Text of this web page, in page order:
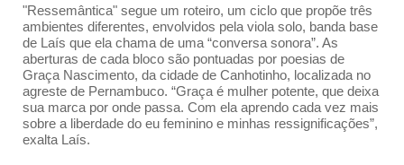
"Ressemântica" segue um roteiro, um ciclo que propõe três
ambientes diferentes, envolvidos pela viola solo, banda base
de Laís que ela chama de uma “conversa sonora”. As
aberturas de cada bloco são pontuadas por poesias de
Graça Nascimento, da cidade de Canhotinho, localizada no
agreste de Pernambuco. “Graça é mulher potente, que deixa
sua marca por onde passa. Com ela aprendo cada vez mais
sobre a liberdade do eu feminino e minhas ressignificações”,
exalta Laís.